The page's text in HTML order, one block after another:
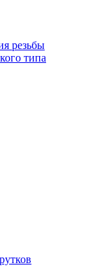
резьбы
типа